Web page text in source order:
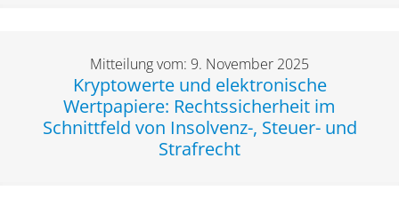
Mitteilung vom: 9. November 2025
Kryptowerte und elektronische
Wertpapiere: Rechtssicherheit im
Schnittfeld von Insolvenz-, Steuer- und
Strafrecht